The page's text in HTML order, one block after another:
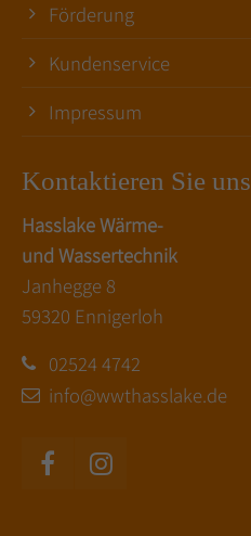
Förderung
Kundenservice
Impressum
Kontaktieren Sie uns
Hasslake Wärme-
und Wassertechnik
Janhegge 8
59320 Ennigerloh
02524 4742
info@wwthasslake.de